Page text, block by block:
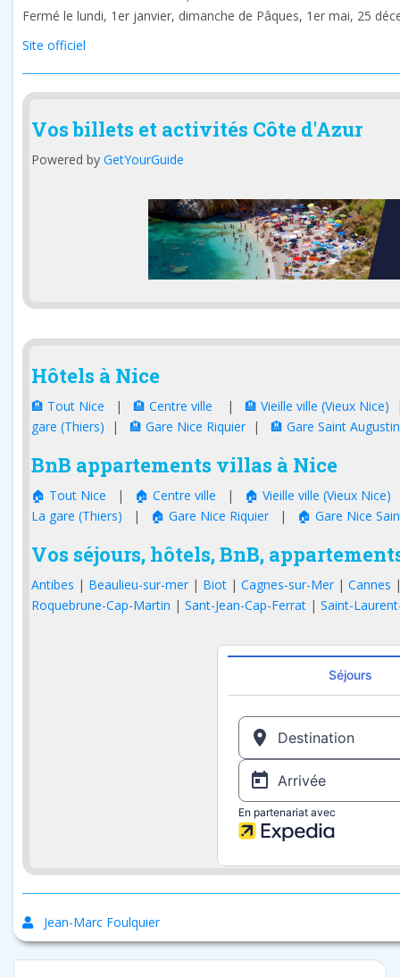
Fermé le lundi, 1er janvier, dimanche de Pâques, 1er mai, 25
Site officiel
Vos billets et activités Côte d'Azur
Powered by GetYourGuide
Hôtels à Nice
🏨 Tout Nice | 🏨 Centre ville | 🏨 Vieille ville (Vieux Nice)
gare (Thiers) | 🏨 Gare Nice Riquier | 🏨 Gare Saint
BnB appartements villas à Nice
🏠 Tout Nice | 🏠 Centre ville | 🏠 Vieille ville (Vieux Nice)
La gare (Thiers) | 🏠 Gare Nice Riquier | 🏠 Gare Nice
Vos séjours, hôtels, BnB,
Antibes | Beaulieu-sur-mer | Biot | Cagnes-sur-Mer | Cannes
Roquebrune-Cap-Martin | Sant-Jean-Cap-Ferrat | Saint-
Jean-Marc Foulquier